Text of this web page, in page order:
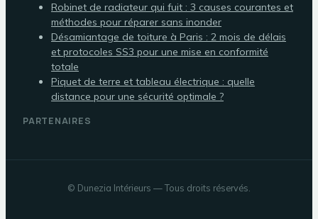
Robinet de radiateur qui fuit : 3 causes courantes et
méthodes pour réparer sans inonder
Désamiantage de toiture à Paris : 2 mois de délais
et protocoles SS3 pour une mise en conformité
totale
Piquet de terre et tableau électrique : quelle
distance pour une sécurité optimale ?
PARTENAIRES
© Dunezia Intérieurs — Tous droits réservés.